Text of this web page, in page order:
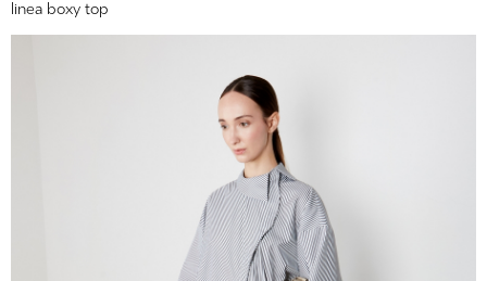
linea boxy top